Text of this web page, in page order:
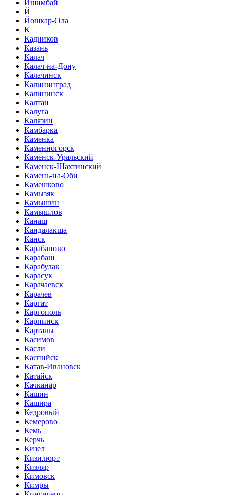
Ишимбай
Й
Йошкар-Ола
К
Кадников
Казань
Калач
Калач-на-Дону
Калачинск
Калининград
Калининск
Калтан
Калуга
Калязин
Камбарка
Каменка
Каменногорск
Каменск-Уральский
Каменск-Шахтинский
Камень-на-Оби
Камешково
Камызяк
Камышин
Камышлов
Канаш
Кандалакша
Канск
Карабаново
Карабаш
Карабулак
Карасук
Карачаевск
Карачев
Каргат
Каргополь
Карпинск
Карталы
Касимов
Касли
Каспийск
Катав-Ивановск
Катайск
Качканар
Кашин
Кашира
Кедровый
Кемерово
Кемь
Керчь
Кизел
Кизилюрт
Кизляр
Кимовск
Кимры